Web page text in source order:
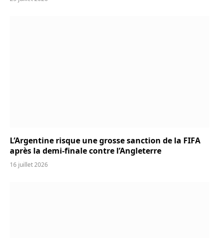
L’Argentine risque une grosse sanction de la FIFA
après la demi-finale contre l’Angleterre
16 juillet 2026